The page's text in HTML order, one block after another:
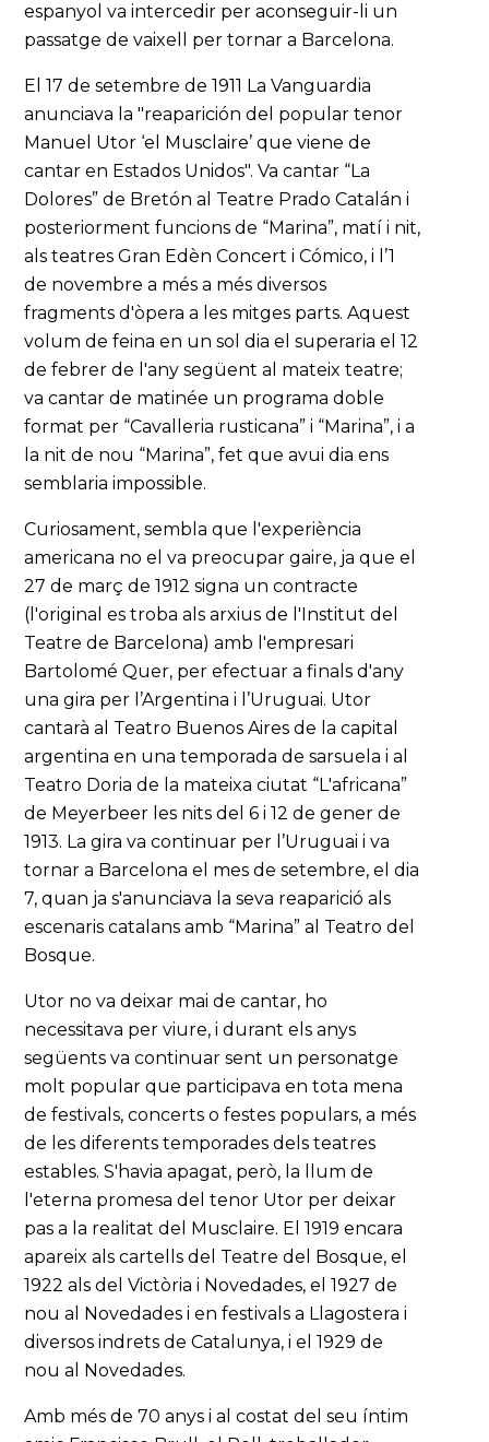
espanyol va intercedir per aconseguir-li un
passatge de vaixell per tornar a Barcelona.
El 17 de setembre de 1911 La Vanguardia
anunciava la "reaparición del popular tenor
Manuel Utor ‘el Musclaire’ que viene de
cantar en Estados Unidos". Va cantar “La
Dolores” de Bretón al Teatre Prado Catalán i
posteriorment funcions de “Marina”, matí i nit,
als teatres Gran Edèn Concert i Cómico, i l’1
de novembre a més a més diversos
fragments d'òpera a les mitges parts. Aquest
volum de feina en un sol dia el superaria el 12
de febrer de l'any següent al mateix teatre;
va cantar de matinée un programa doble
format per “Cavalleria rusticana” i “Marina”, i a
la nit de nou “Marina”, fet que avui dia ens
semblaria impossible.
Curiosament, sembla que l'experiència
americana no el va preocupar gaire, ja que el
27 de març de 1912 signa un contracte
(l'original es troba als arxius de l'Institut del
Teatre de Barcelona) amb l'empresari
Bartolomé Quer, per efectuar a finals d'any
una gira per l’Argentina i l’Uruguai. Utor
cantarà al Teatro Buenos Aires de la capital
argentina en una temporada de sarsuela i al
Teatro Doria de la mateixa ciutat “L'africana”
de Meyerbeer les nits del 6 i 12 de gener de
1913. La gira va continuar per l’Uruguai i va
tornar a Barcelona el mes de setembre, el dia
7, quan ja s'anunciava la seva reaparició als
escenaris catalans amb “Marina” al Teatro del
Bosque.
Utor no va deixar mai de cantar, ho
necessitava per viure, i durant els anys
següents va continuar sent un personatge
molt popular que participava en tota mena
de festivals, concerts o festes populars, a més
de les diferents temporades dels teatres
estables. S'havia apagat, però, la llum de
l'eterna promesa del tenor Utor per deixar
pas a la realitat del Musclaire. El 1919 encara
apareix als cartells del Teatre del Bosque, el
1922 als del Victòria i Novedades, el 1927 de
nou al Novedades i en festivals a Llagostera i
diversos indrets de Catalunya, i el 1929 de
nou al Novedades.
Amb més de 70 anys i al costat del seu íntim